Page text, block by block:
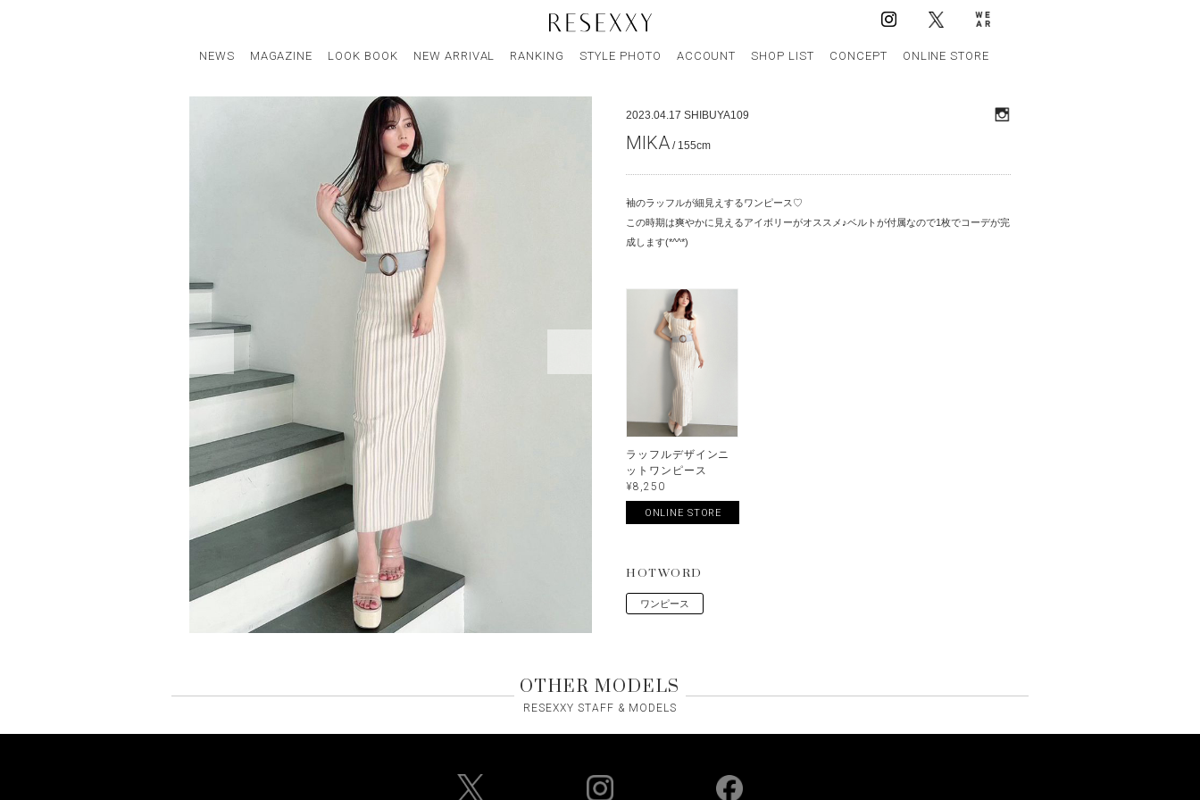
NEWS MAGAZINE LOOK BOOK NEW ARRIVAL RANKING STYLE PHOTO ACCOUNT SHOP LIST CONCEPT ONLINE STORE
2023.04.17 SHIBUYA109
MIKA / 155cm
袖のラッフルが細見えするワンピース♡
この時期は爽やかに見えるアイボリーがオススメ♪ベルトが付属なので1枚でコーデが完
成します(*^^*)
ラッフルデザインニ
ットワンピース
¥8,250
ONLINE STORE
HOTWORD
ワンピース
OTHER MODELS
RESEXXY STAFF & MODELS